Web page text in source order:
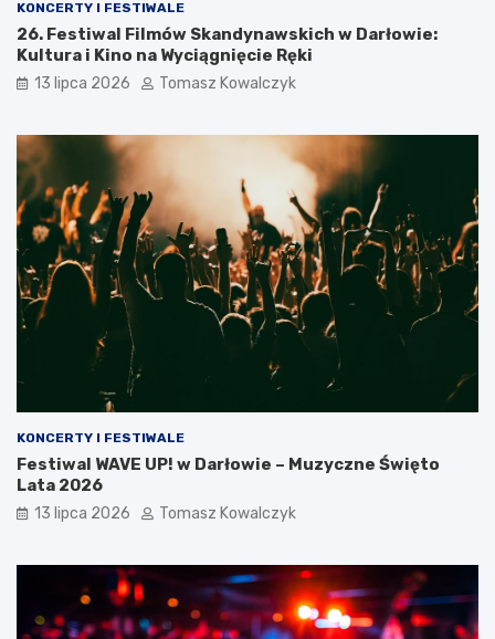
KONCERTY I FESTIWALE
26. Festiwal Filmów Skandynawskich w Darłowie:
Kultura i Kino na Wyciągnięcie Ręki
13 lipca 2026 Tomasz Kowalczyk
KONCERTY I FESTIWALE
Festiwal WAVE UP! w Darłowie – Muzyczne Święto
Lata 2026
13 lipca 2026 Tomasz Kowalczyk